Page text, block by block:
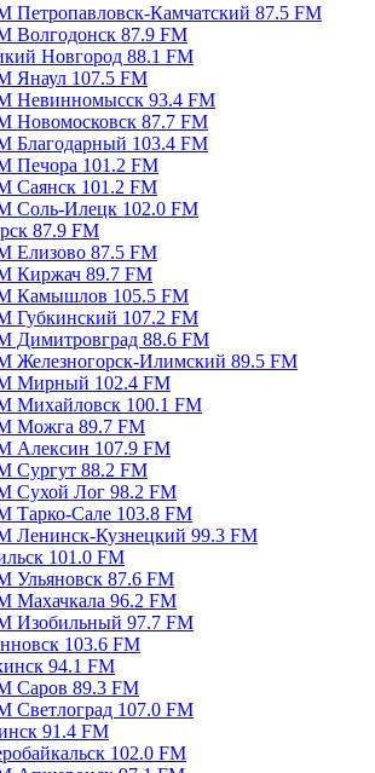
Петропавловск-Камчатский 87.5 FM
Волгодонск 87.9 FM
Новгород 88.1 FM
Янаул 107.5 FM
Невинномысск 93.4 FM
Новомосковск 87.7 FM
Благодарный 103.4 FM
Печора 101.2 FM
Саянск 101.2 FM
Соль-Илецк 102.0 FM
87.9 FM
Елизово 87.5 FM
Киржач 89.7 FM
Камышлов 105.5 FM
Губкинский 107.2 FM
Димитровград 88.6 FM
Железногорск-Илимский 89.5 FM
Мирный 102.4 FM
Михайловск 100.1 FM
Можга 89.7 FM
Алексин 107.9 FM
Сургут 88.2 FM
Сухой Лог 98.2 FM
Тарко-Сале 103.8 FM
Ленинск-Кузнецкий 99.3 FM
101.0 FM
Ульяновск 87.6 FM
Махачкала 96.2 FM
Изобильный 97.7 FM
103.6 FM
94.1 FM
Саров 89.3 FM
Светлоград 107.0 FM
91.4 FM
102.0 FM